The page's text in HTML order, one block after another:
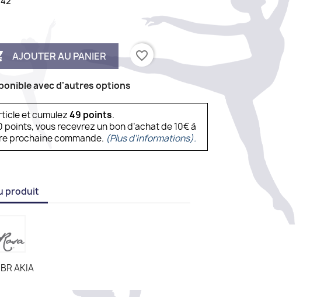
AJOUTER AU PANIER favorite_border
avec d'autres options
et cumulez49 points.
vous recevrez un bon d’achat de 10€ à
prochaine commande. (Plus d'informations).
produit
BR AKIA